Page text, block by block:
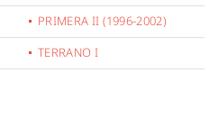
PRIMERA II (1996-2002)
TERRANO I